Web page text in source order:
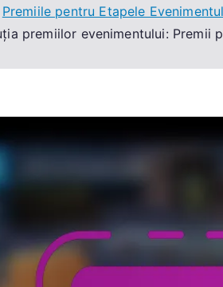
Premiile pentru Etapele
premiilor evenimentului: Premii